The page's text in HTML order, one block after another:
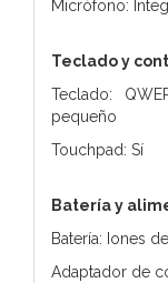
Micrófono:
Teclado y
Teclado:
pequeño
Touchpad: Sí
Batería y
Batería: Iones
Adaptador de